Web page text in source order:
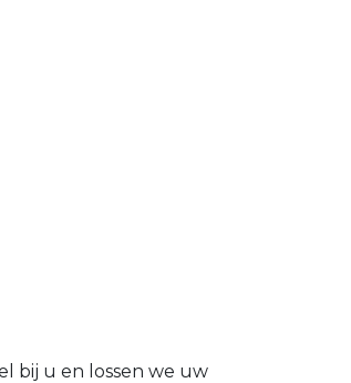
bij u en lossen we uw